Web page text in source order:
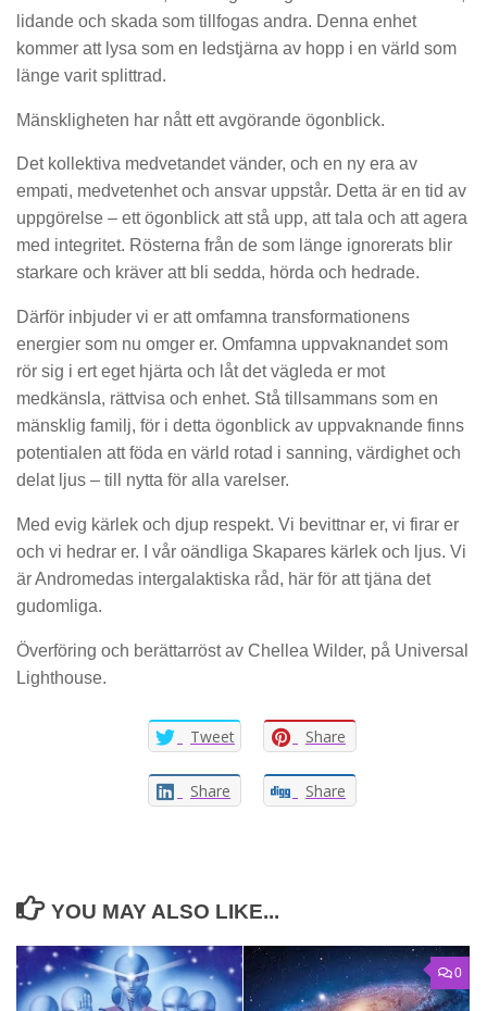
lidande och skada som tillfogas andra. Denna enhet
kommer att lysa som en ledstjärna av hopp i en värld som
länge varit splittrad.
Mänskligheten har nått ett avgörande ögonblick.
Det kollektiva medvetandet vänder, och en ny era av
empati, medvetenhet och ansvar uppstår. Detta är en tid av
uppgörelse – ett ögonblick att stå upp, att tala och att agera
med integritet. Rösterna från de som länge ignorerats blir
starkare och kräver att bli sedda, hörda och hedrade.
Därför inbjuder vi er att omfamna transformationens
energier som nu omger er. Omfamna uppvaknandet som
rör sig i ert eget hjärta och låt det vägleda er mot
medkänsla, rättvisa och enhet. Stå tillsammans som en
mänsklig familj, för i detta ögonblick av uppvaknande finns
potentialen att föda en värld rotad i sanning, värdighet och
delat ljus – till nytta för alla varelser.
Med evig kärlek och djup respekt. Vi bevittnar er, vi firar er
och vi hedrar er. I vår oändliga Skapares kärlek och ljus. Vi
är Andromedas intergalaktiska råd, här för att tjäna det
gudomliga.
Överföring och berättarröst av Chellea Wilder, på Universal
Lighthouse.
Tweet Share
Share Share
YOU MAY ALSO LIKE...
0